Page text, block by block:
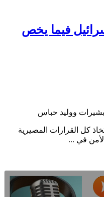
فيما يخص
ووليد حباس
كل القرارات المصيرية
في ...